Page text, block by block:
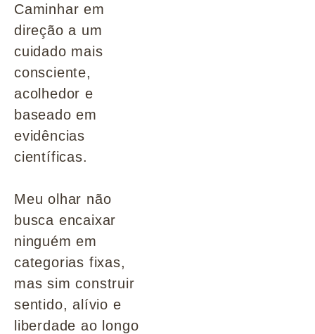
Caminhar em
direção a um
cuidado mais
consciente,
acolhedor e
baseado em
evidências
científicas.
Meu olhar não
busca encaixar
ninguém em
categorias fixas,
mas sim construir
sentido, alívio e
liberdade ao longo